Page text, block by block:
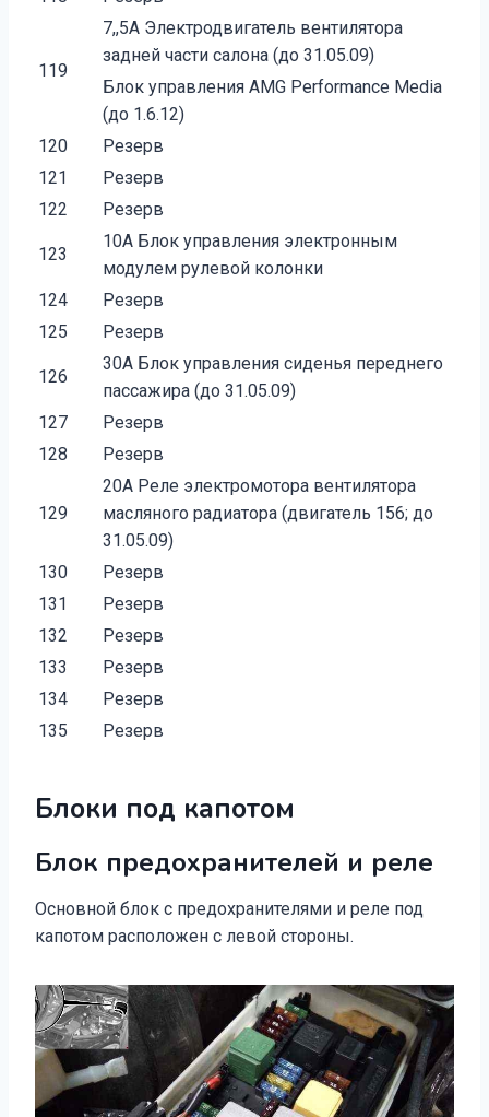
119
7,,5A Электродвигатель вентилятора
задней части салона (до 31.05.09)
Блок управления AMG Performance Media
(до 1.6.12)
120
Резерв
121
Резерв
122
Резерв
123
10A Блок управления электронным
модулем рулевой колонки
124
Резерв
125
Резерв
126
30A Блок управления сиденья переднего
пассажира (до 31.05.09)
127
Резерв
128
Резерв
129
20A Реле электромотора вентилятора
масляного радиатора (двигатель 156; до
31.05.09)
130
Резерв
131
Резерв
132
Резерв
133
Резерв
134
Резерв
135
Резерв
Блоки под капотом
Блок предохранителей и реле
Основной блок с предохранителями и реле под
капотом расположен с левой стороны.